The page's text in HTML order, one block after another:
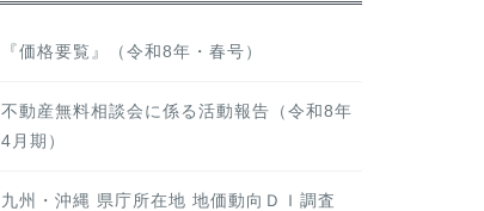
『価格要覧』（令和8年・春号）
不動産無料相談会に係る活動報告（令和8年
4月期）
九州・沖縄 県庁所在地 地価動向ＤＩ調査